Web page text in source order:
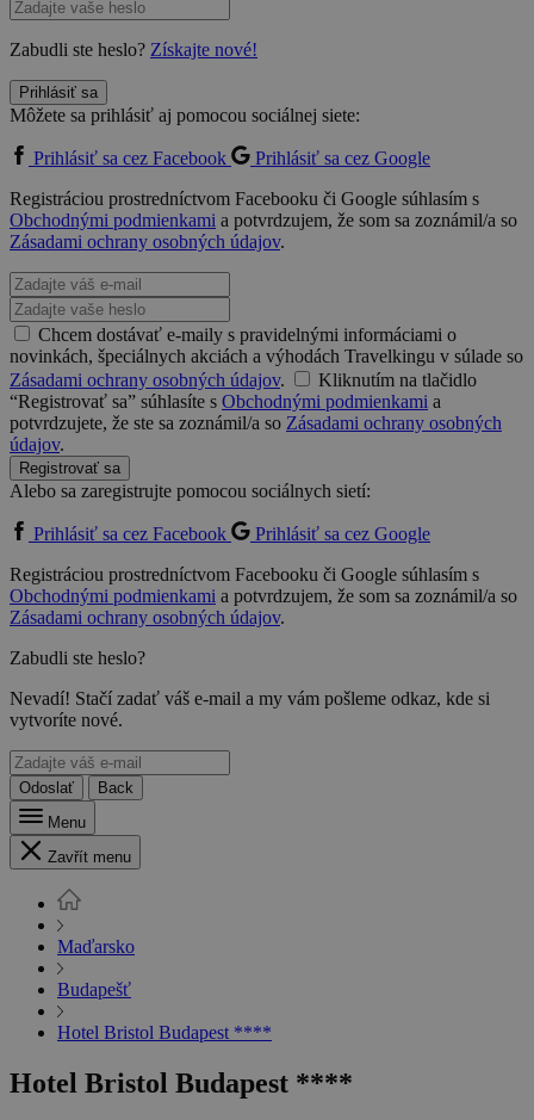
Zabudli ste heslo? Získajte nové!
Prihlásiť sa
Môžete sa prihlásiť aj pomocou sociálnej siete:
Prihlásiť sa cez Facebook
Prihlásiť sa cez Google
Registráciou prostredníctvom Facebooku či Google súhlasím s
Obchodnými podmienkami a potvrdzujem, že som sa zoznámil/a so
Zásadami ochrany osobných údajov.
Chcem dostávať e-maily s pravidelnými informáciami o
novinkách, špeciálnych akciách a výhodách Travelkingu v súlade so
Zásadami ochrany osobných údajov.
Kliknutím na tlačidlo
“Registrovať sa” súhlasíte s Obchodnými podmienkami a
potvrdzujete, že ste sa zoznámil/a so Zásadami ochrany osobných
údajov.
Registrovať sa
Alebo sa zaregistrujte pomocou sociálnych sietí:
Prihlásiť sa cez Facebook
Prihlásiť sa cez Google
Registráciou prostredníctvom Facebooku či Google súhlasím s
Obchodnými podmienkami a potvrdzujem, že som sa zoznámil/a so
Zásadami ochrany osobných údajov.
Zabudli ste heslo?
Nevadí! Stačí zadať váš e-mail a my vám pošleme odkaz, kde si
vytvoríte nové.
Odoslať
Back
Menu
Zavřít menu
Maďarsko
Budapešť
Hotel Bristol Budapest ****
Hotel Bristol Budapest ****